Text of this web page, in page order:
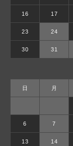
16 17
23 24
30 31
日 月
6 7
13 14